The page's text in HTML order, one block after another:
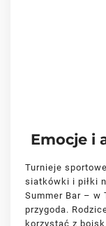
Emocje i
Turnieje
siatkówki i piłki
Summer Bar – w
przygoda.
korzystać z